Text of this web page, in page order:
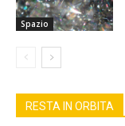
Spazio
RESTA IN ORBITA